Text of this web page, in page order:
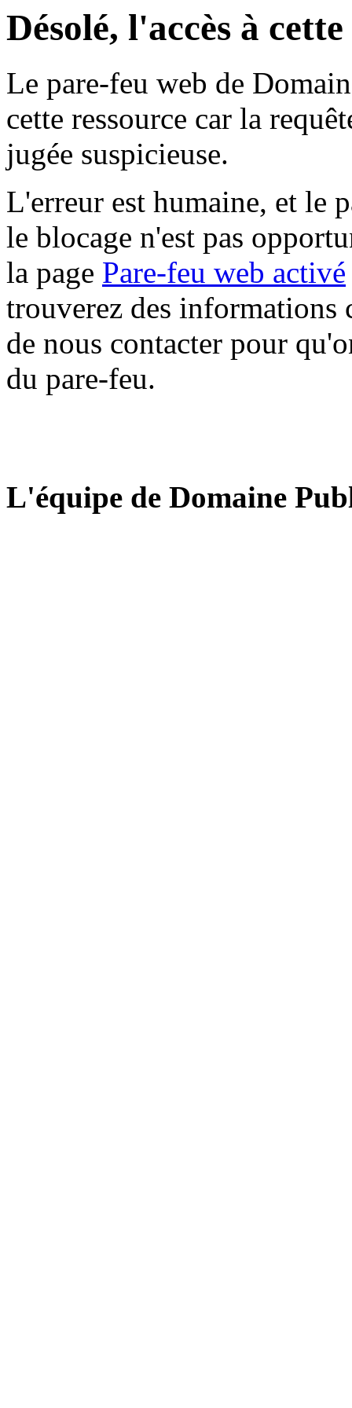
Désolé, l'accès à
Le pare-feu web de
cette ressource car la
jugée suspicieuse.
L'erreur est humaine, et le
le blocage n'est pas
la page Pare-feu web activé
trouverez des informations
de nous contacter pour
du pare-feu.
L'équipe de Domaine